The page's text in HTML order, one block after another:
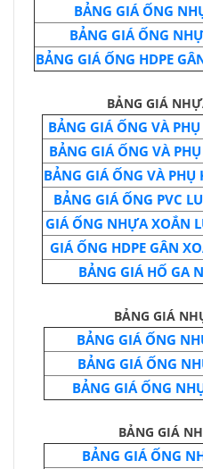
BẢNG GIÁ ỐNG
BẢNG GIÁ ỐNG
BẢNG GIÁ ỐNG HDPE
BẢNG GIÁ
BẢNG GIÁ ỐNG VÀ
BẢNG GIÁ ỐNG VÀ
BẢNG GIÁ ỐNG VÀ PHỤ
BẢNG GIÁ ỐNG PVC
GIÁ ỐNG NHỰA XOẮN
GIÁ ỐNG HDPE GÂN
BẢNG GIÁ HỐ GA
BẢNG GIÁ
BẢNG GIÁ ỐNG
BẢNG GIÁ ỐNG
BẢNG GIÁ ỐNG
BẢNG GIÁ
BẢNG GIÁ ỐNG